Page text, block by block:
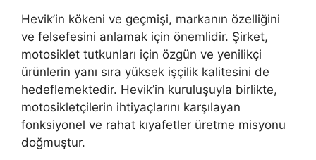
Hevik’in kökeni ve geçmişi, markanın özelliğini
ve felsefesini anlamak için önemlidir. Şirket,
motosiklet tutkunları için özgün ve yenilikçi
ürünlerin yanı sıra yüksek işçilik kalitesini de
hedeflemektedir. Hevik’in kuruluşuyla birlikte,
motosikletçilerin ihtiyaçlarını karşılayan
fonksiyonel ve rahat kıyafetler üretme misyonu
doğmuştur.